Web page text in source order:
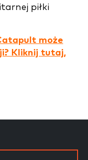
piłki
może
Kliknij tutaj,